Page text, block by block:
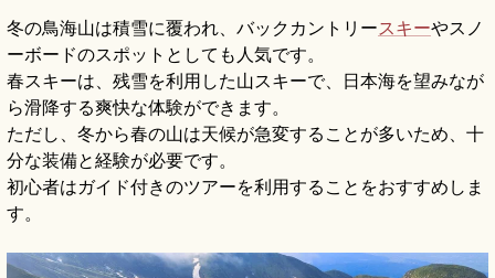
冬の鳥海山は積雪に覆われ、バックカントリースキーやスノ
ーボードのスポットとしても人気です。
春スキーは、残雪を利用した山スキーで、日本海を望みなが
ら滑降する爽快な体験ができます。
ただし、冬から春の山は天候が急変することが多いため、十
分な装備と経験が必要です。
初心者はガイド付きのツアーを利用することをおすすめしま
す。